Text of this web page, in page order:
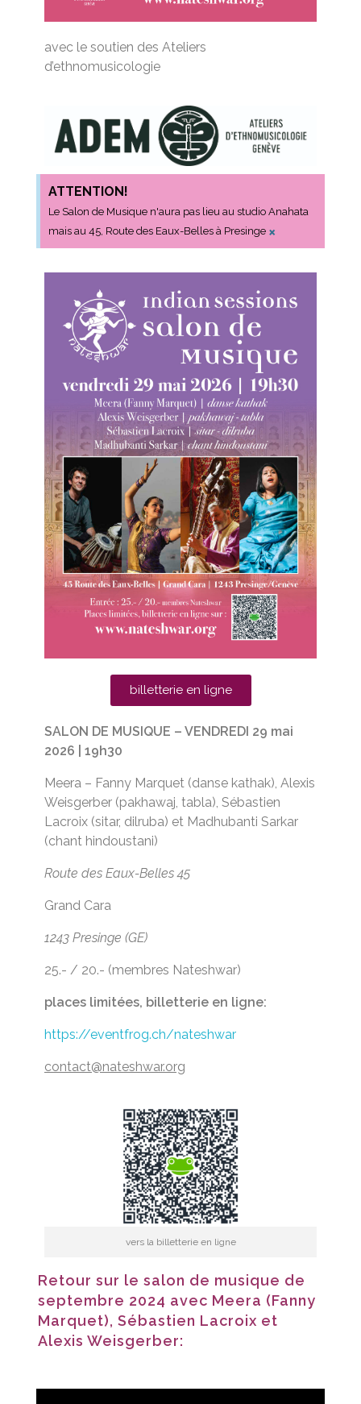
avec le soutien des Ateliers
d’ethnomusicologie
ATTENTION!
Le Salon de Musique n'aura pas lieu au studio Anahata
mais au 45, Route des Eaux-Belles à Presinge ×
billetterie en ligne
SALON DE MUSIQUE – VENDREDI 29 mai
2026 | 19h30
Meera – Fanny Marquet (danse kathak), Alexis
Weisgerber (pakhawaj, tabla), Sébastien
Lacroix (sitar, dilruba) et Madhubanti Sarkar
(chant hindoustani)
Route des Eaux-Belles 45
Grand Cara
1243 Presinge (GE)
25.- / 20.- (membres Nateshwar)
places limitées, billetterie en ligne:
https://eventfrog.ch/nateshwar
contact@nateshwar.org
vers la billetterie en ligne
Retour sur le salon de musique de
septembre 2024 avec Meera (Fanny
Marquet), Sébastien Lacroix et
Alexis Weisgerber: